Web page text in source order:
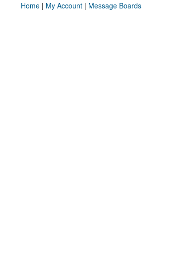
Home| My Account| Message Boards